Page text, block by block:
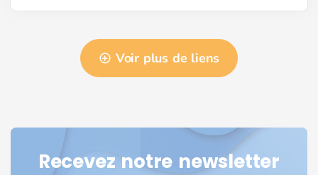
Voir plus de liens
Recevez notre newsletter